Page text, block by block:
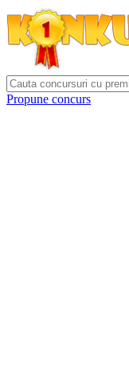
Propune concurs